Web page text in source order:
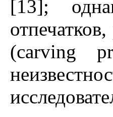
[13];
(carving